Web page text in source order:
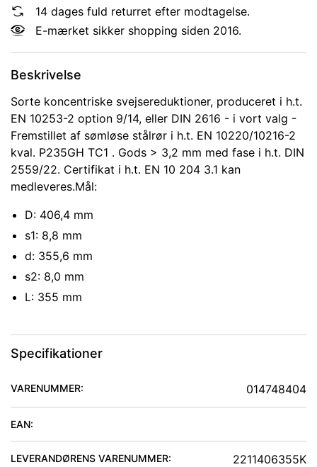
14 dages fuld returret efter modtagelse.
E-mærket sikker shopping siden 2016.
Beskrivelse
Sorte koncentriske svejsereduktioner, produceret i h.t.
EN 10253-2 option 9/14, eller DIN 2616 - i vort valg -
Fremstillet af sømløse stålrør i h.t. EN 10220/10216-2
kval. P235GH TC1 . Gods > 3,2 mm med fase i h.t. DIN
2559/22. Certifikat i h.t. EN 10 204 3.1 kan
medleveres.Mål:
D: 406,4 mm
s1: 8,8 mm
d: 355,6 mm
s2: 8,0 mm
L: 355 mm
Specifikationer
VARENUMMER: 014748404
EAN:
LEVERANDØRENS VARENUMMER: 2211406355K